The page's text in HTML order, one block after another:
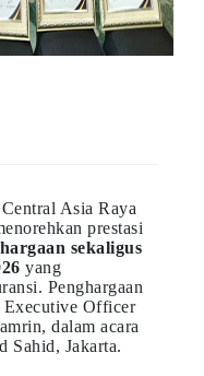
Asia Raya
prestasi
sekaligus
yang
Penghargaan
Executive Officer
dalam acara
Sahid, Jakarta.